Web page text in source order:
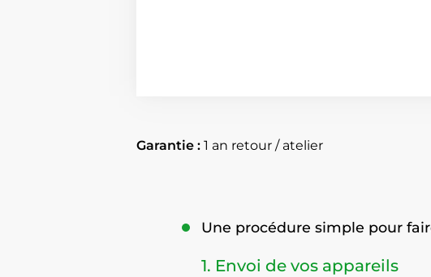
Garantie : 1 an retour / atelier
Une procédure simple pour
1. Envoi de vos appareils